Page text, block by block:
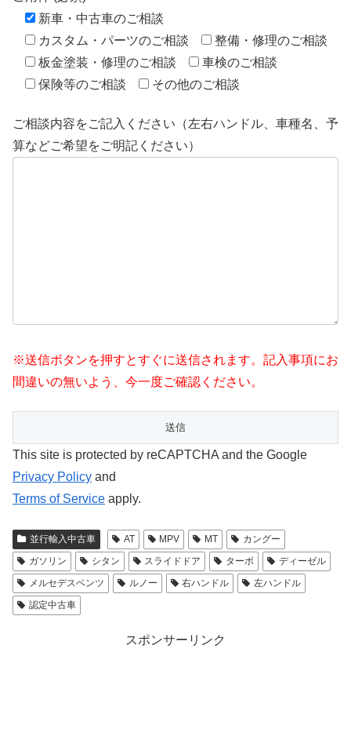
新車・中古車のご相談
カスタム・パーツのご相談
整備・修理のご相談
板金塗装・修理のご相談
車検のご相談
保険等のご相談
その他のご相談
ご相談内容をご記入ください（左右ハンドル、車種名、予
算などご希望をご明記ください）
※送信ボタンを押すとすぐに送信されます。記入事項にお
間違いの無いよう、今一度ご確認ください。
This site is protected by reCAPTCHA and the Google
Privacy Policy and
Terms of Service apply.
並行輸入中古車 AT MPV MT
カングー
ガソリン
シタン スライドドア ターボ
ディーゼル
メルセデスベンツ
ルノー 右ハンドル
左ハンドル
認定中古車
スポンサーリンク